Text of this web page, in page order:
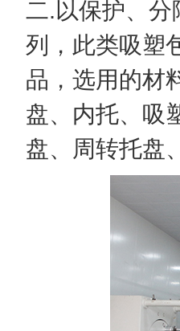
二.以保护、
列，此类吸塑
品，选用的材
盘、内托、吸
盘、周转托盘